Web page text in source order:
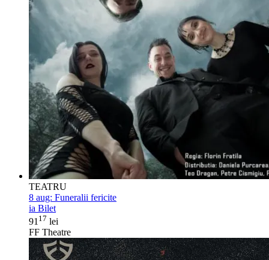
TEATRU
8 aug: Funeralii fericite
ia Bilet
91 17 lei
FF Theatre